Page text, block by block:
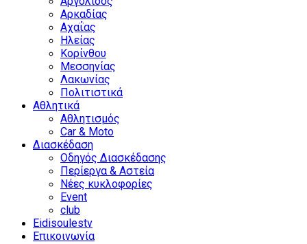
Αρκαδίας
Αχαΐας
Ηλείας
Κορίνθου
Μεσσηνίας
Λακωνίας
Πολιτιστικά
Αθλητικά
Αθλητισμός
Car & Moto
Διασκέδαση
Οδηγός Διασκέδασης
Περίεργα & Αστεία
Νέες κυκλοφορίες
Event
club
Eidisoulestv
Επικοινωνία